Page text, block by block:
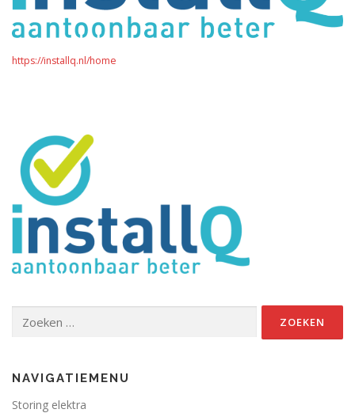
https://installq.nl/home
naar:
NAVIGATIEMENU
Storing elektra